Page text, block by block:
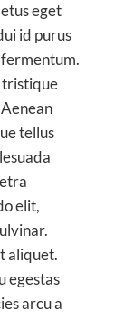
eget
id purus
tristique
tellus
elit,
aliquet.
egestas
arcu a